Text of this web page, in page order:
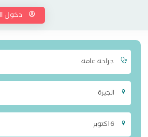
دخول
جراحة عامة
الجيزة
6 اكتوبر